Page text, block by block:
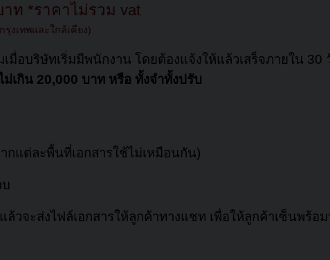
าท *ราคาไม่รวม vat
งเทพและใกล้เคียง)
อบริษัทเริ่มมีพนักงาน โดยต้องแจ้งให้แล้วเสร็จภายใน 30
เกิน 20,000 บาท หรือ ทั้งจำทั้งปรับ
กแต่ละพื้นที่เอกสารใช้ไม่เหมือนกัน)
วจะส่งไฟล์เอกสารให้ลูกค้าทางแชท เพื่อให้ลูกค้าเซ็นพร้อ